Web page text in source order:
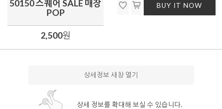
50150 스퀘어 SALE 매장
POP
2,500원
BUY IT NOW
상세정보 새창 열기
상세 정보를 확대해 보실 수 있습니다.